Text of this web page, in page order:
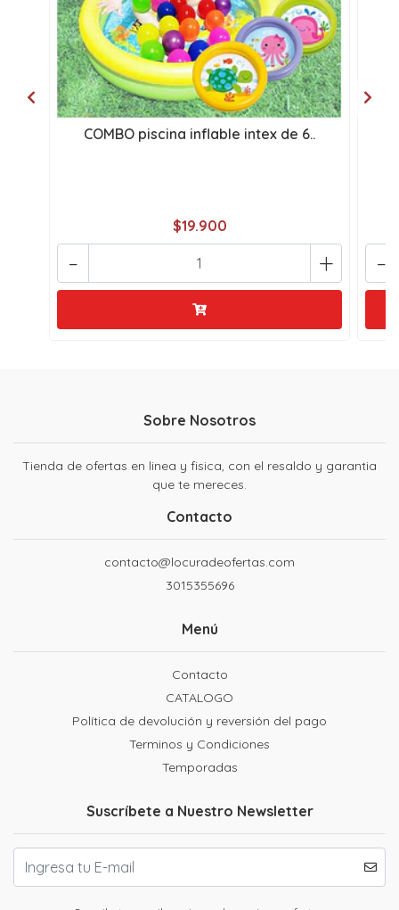
COMBO piscina inflable intex de 6..
$19.900
+
- -
Sobre Nosotros
Tienda de ofertas en linea y fisica, con el resaldo y garantia
que te mereces.
Contacto
contacto@locuradeofertas.com
3015355696
Menú
Contacto
CATALOGO
Política de devolución y reversión del pago
Terminos y Condiciones
Temporadas
Suscríbete a Nuestro Newsletter